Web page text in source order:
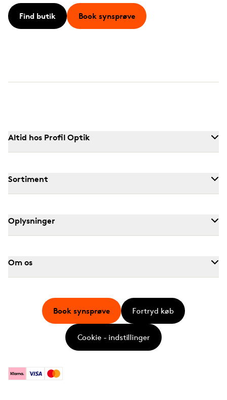
Find butik Book synsprøve
Altid hos Profil Optik
Sortiment
Oplysninger
Om os
KlarnaVisa Mastercard
Book synsprøve Fortryd køb
Cookie - indstillinger